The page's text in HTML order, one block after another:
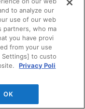
to analyze our
use of our web
partners, who ma
you have provi
from your use
Settings] to custo
Privacy Poli
OK